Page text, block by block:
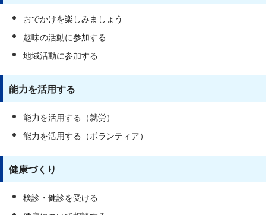
おでかけを楽しみましょう
趣味の活動に参加する
地域活動に参加する
能力を活用する
能力を活用する（就労）
能力を活用する（ボランティア）
健康づくり
検診・健診を受ける